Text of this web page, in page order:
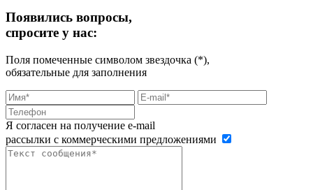
Появились вопросы,
спросите у нас:
Поля помеченные символом звездочка (*),
обязательные для заполнения
Я согласен на получение e-mail
рассылки с коммерческими предложениями